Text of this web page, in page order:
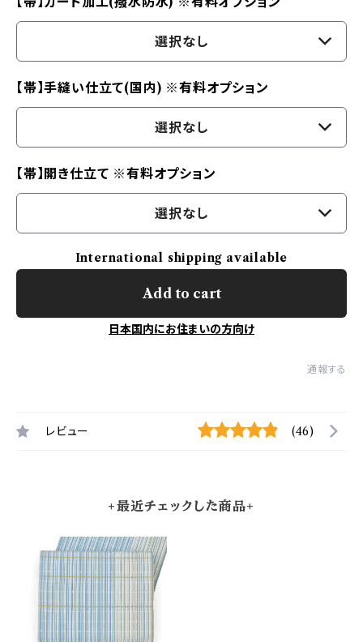
選択なし
【帯】手縫い仕立て(国内) ※有料オプション
選択なし
【帯】開き仕立て ※有料オプション
選択なし
International shipping available
Add to cart
日本国内にお住まいの方向け
通報する
レビュー (46)
+最近チェックした商品+